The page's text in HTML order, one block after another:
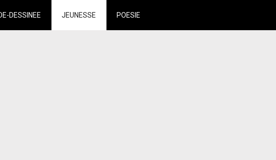
DESSINEE JEUNESSE POESIE